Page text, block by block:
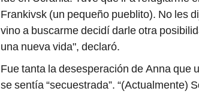
Frankivsk (un pequeño pueblito). No les
vino a buscarme decidí darle otra
una nueva vida", declaró.
Fue tanta la desesperación de Anna que
se sentía “secuestrada”. “(Actualmente)